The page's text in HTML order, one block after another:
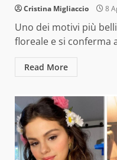
Cristina Migliaccio 8
Uno dei motivi più
floreale e si conferma
Read More